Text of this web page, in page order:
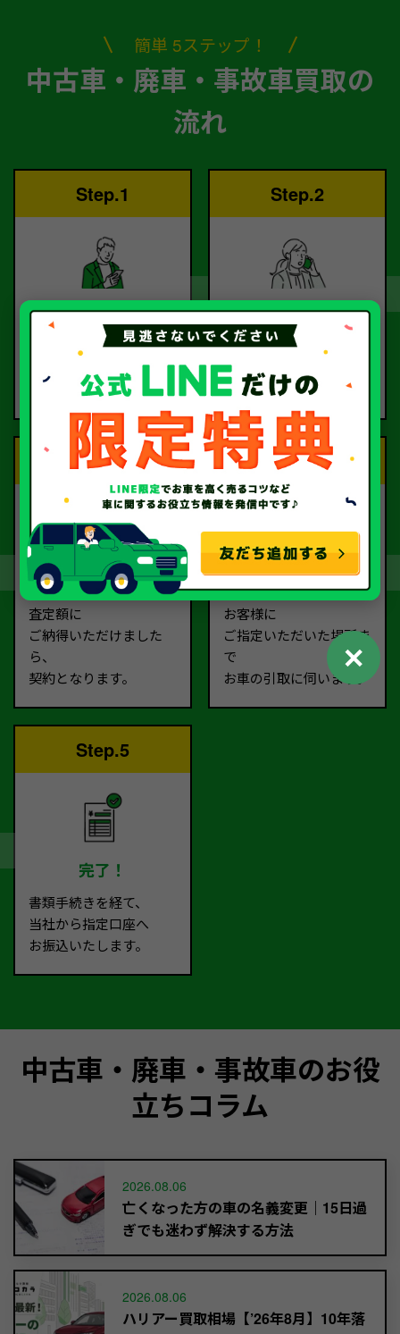
簡単 5ステップ！
中古車・廃車・事故車買取の
流れ
Step.1
ご依頼
お電話または査定フォー
ご依頼ください。
Step.2
査定
査定のプロが
お電話で回答いたしま
す。
Step.3
契約
査定額に
ご納得いただけました
ら、
契約となります。
Step.4
お引取り
お客様に
ご指定いただいた場所ま
で
お車の引取に伺います。
Step.5
完了！
書類手続きを経て、
当社から指定口座へ
お振込いたします。
中古車・廃車・事故車のお役
立ちコラム
2026.08.06
亡くなった方の車の名義変更｜15日過
ぎでも迷わず解決する方法
2026.08.06
ハリアー買取相場【’26年8月】10年落
✕